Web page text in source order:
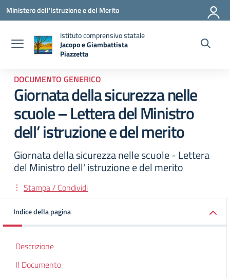
Vai ai contenuti
Vai al menu di navigazione
Vai al footer
Ministero dell'Istruzione e del Merito
Istituto comprensivo statale
Jacopo e Giambattista
Piazzetta
DOCUMENTO GENERICO
Giornata della sicurezza nelle
scuole – Lettera del Ministro
dell’ istruzione e del merito
Giornata della sicurezza nelle scuole - Lettera
del Ministro dell' istruzione e del merito
Stampa / Condividi
Indice della pagina
Descrizione
Il Documento